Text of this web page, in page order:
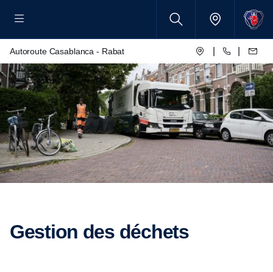
Autoroute Casablanca - Rabat
Gestion des déchets